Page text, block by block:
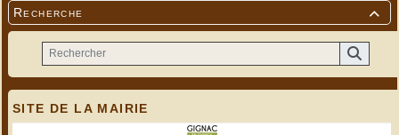

Recherche
SITE DE LA MAIRIE